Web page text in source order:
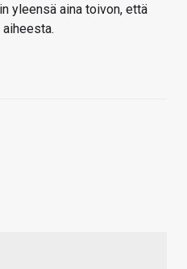
yleensä aina toivon, että